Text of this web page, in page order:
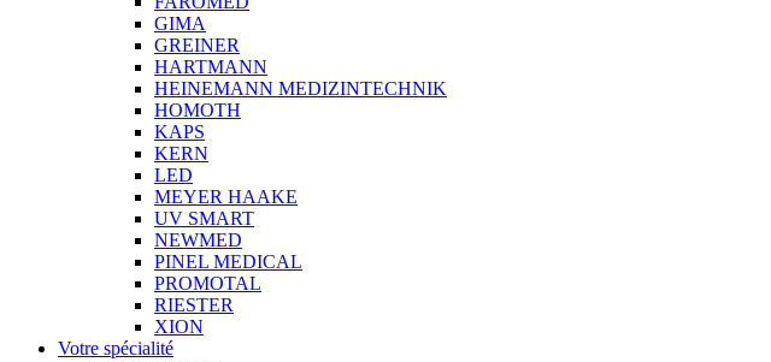
GIMA
GREINER
HARTMANN
HEINEMANN MEDIZINTECHNIK
HOMOTH
KAPS
KERN
LED
MEYER HAAKE
UV SMART
NEWMED
PINEL MEDICAL
PROMOTAL
RIESTER
XION
Votre spécialité